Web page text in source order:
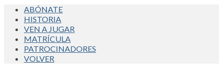
ABÓNATE
HISTORIA
VEN A JUGAR
MATRÍCULA
PATROCINADORES
VOLVER